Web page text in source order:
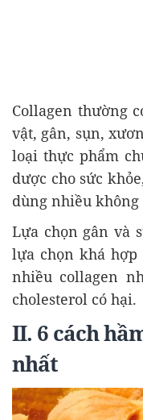
Collagen thường
vật, gân, sụn,
loại thực phẩm
dược cho sức
dùng nhiều
Lựa chọn gân và
lựa chọn khá hợp
nhiều collagen
cholesterol có hại.
II. 6 cách
nhất